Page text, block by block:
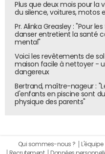
Plus que deux mois pour la
du silence, voitures, motos
Pr. Alinka Greasley : "Pour
danser entretient la santé
mental"
Voici les revêtements de
maison facile à nettoyer -
dangereux
Bertrand, maître-nageur :
d'enfants en piscine sont
physique des parents"
Qui sommes-nous ? L'équipe